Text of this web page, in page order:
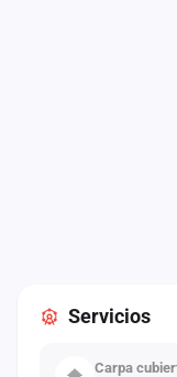
Servicios
Carpa